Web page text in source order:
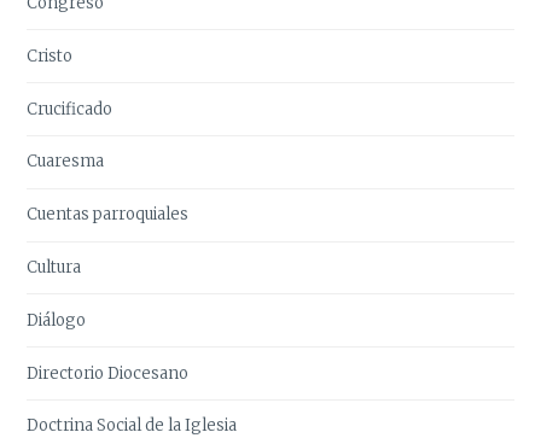
Cristo
Crucificado
Cuaresma
Cuentas parroquiales
Cultura
Diálogo
Directorio Diocesano
Doctrina Social de la Iglesia